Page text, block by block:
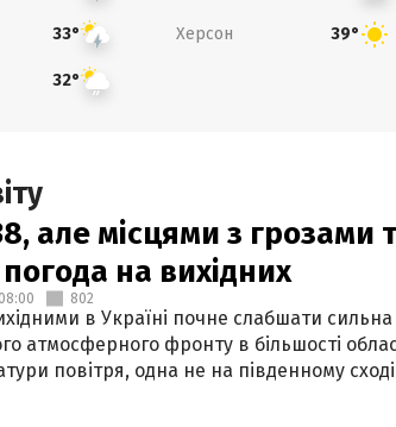
33° Херсон 39°
32°
але місцями з
на вихідних
08:00 802
в Україні почне слабшати
атмосферного фронту в більшості
повітря, одна не на південному